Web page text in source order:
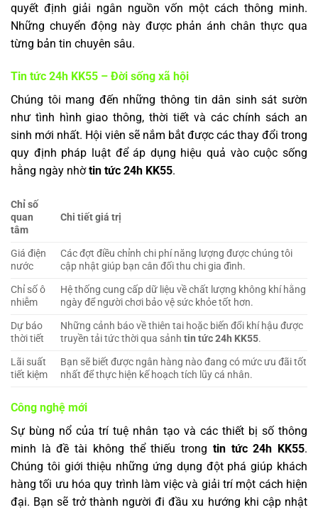
quyết định giải ngân nguồn vốn một cách thông minh.
Những chuyển động này được phản ánh chân thực qua
từng bản tin chuyên sâu.
Tin tức 24h KK55 – Đời sống xã hội
Chúng tôi mang đến những thông tin dân sinh sát sườn
như tình hình giao thông, thời tiết và các chính sách an
sinh mới nhất. Hội viên sẽ nắm bắt được các thay đổi trong
quy định pháp luật để áp dụng hiệu quả vào cuộc sống
hằng ngày nhờtin tức 24h KK55.
Chỉ số
quan
tâm
Chi tiết giá trị
Giá điện
nước
Các đợt điều chỉnh chi phí năng lượng được chúng tôi
cập nhật giúp bạn cân đối thu chi gia đình.
Chỉ số ô
nhiễm
Hệ thống cung cấp dữ liệu về chất lượng không khí hằng
ngày để người chơi bảo vệ sức khỏe tốt hơn.
Dự báo
thời tiết
Những cảnh báo về thiên tai hoặc biến đổi khí hậu được
truyền tải tức thời qua sảnhtin tức 24h KK55.
Lãi suất
tiết kiệm
Bạn sẽ biết được ngân hàng nào đang có mức ưu đãi tốt
nhất để thực hiện kế hoạch tích lũy cá nhân.
Công nghệ mới
Sự bùng nổ của trí tuệ nhân tạo và các thiết bị số thông
minh là đề tài không thể thiếu trong tin tức 24h KK55.
Chúng tôi giới thiệu những ứng dụng đột phá giúp khách
hàng tối ưu hóa quy trình làm việc và giải trí một cách hiện
đại. Bạn sẽ trở thành người đi đầu xu hướng khi cập nhật